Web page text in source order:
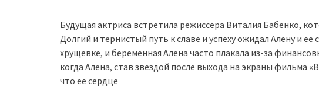
Будущая актриса встретила режиссера Виталия Бабенко,
Долгий и тернистый путь к славе и успеху ожидал Алену и
хрущевке, и беременная Алена часто плакала из-за
когда Алена, став звездой после выхода на экраны фильма
что ее сердце